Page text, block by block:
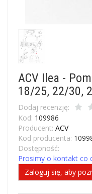
ACV Ilea -
18/25, 22/30,
Dodaj recenzję:
Kod: 109986
Producent: ACV
Kod producenta:
Dostępność:
Prosimy o kontakt co
Zaloguj się, aby